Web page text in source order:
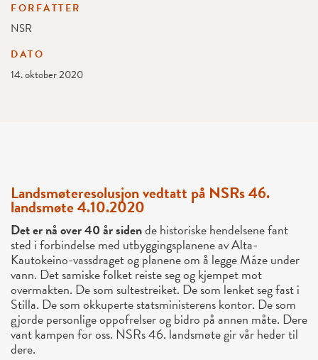
FORFATTER
NSR
DATO
14. oktober 2020
Landsmøteresolusjon vedtatt på NSRs 46.
landsmøte 4.10.2020
Det er nå over 40 år sidende historiske hendelsene fant
sted i forbindelse med utbyggingsplanene av Alta-
Kautokeino-vassdraget og planene om å legge Máze under
vann. Det samiske folket reiste seg og kjempet mot
overmakten. De som sultestreiket. De som lenket seg fast i
Stilla. De som okkuperte statsministerens kontor. De som
gjorde personlige oppofrelser og bidro på annen måte. Dere
vant kampen for oss. NSRs 46. landsmøte gir vår heder til
dere.